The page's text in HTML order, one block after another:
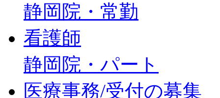
静岡院・常勤
看護師
静岡院・パート
医療事務/受付の募集